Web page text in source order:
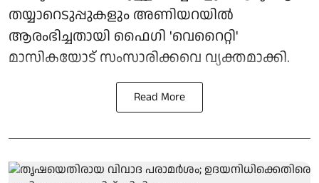
തയ്യാറെടുപ്പുകളും അണിയറയിൽ
ആരംഭിച്ചതായി ഫൈഗി 'വെറൈറ്റി'
മാസികയോട് സംസാരിക്കവെ വ്യക്തമാക്കി.
Read More